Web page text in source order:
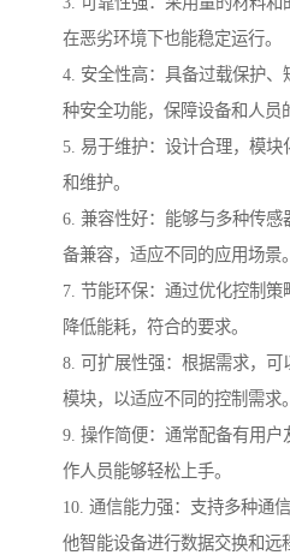
在恶劣环境下也能稳定运行。
4. 安全性高：具备过载保护
种安全功能，保障设备和人员
5. 易于维护：设计合理，模
和维护。
6. 兼容性好：能够与多种传
备兼容，适应不同的应用场景。
7. 节能环保：通过优化控制
降低能耗，符合的要求。
8. 可扩展性强：根据需求，可
模块，以适应不同的控制需求。
9. 操作简便：通常配备有用
作人员能够轻松上手。
10. 通信能力强：支持多种通
他智能设备进行数据交换和远